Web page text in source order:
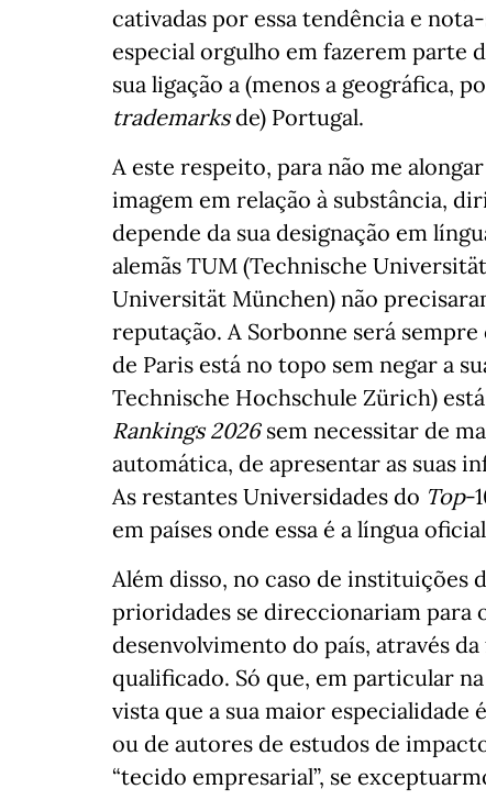
cativadas por essa tendência e
especial orgulho em fazerem parte
sua ligação a (menos a geográfica,
trademarksde) Portugal.
A este respeito, para não me
imagem em relação à substância,
depende da sua designação em
alemãs TUM (Technische
Universität München) não
reputação. A Sorbonne será
de Paris está no topo sem negar a
Technische Hochschule Zürich) está
Rankings 2026sem necessitar de
automática, de apresentar as suas
As restantes Universidades do Top-
em países onde essa é a língua
Além disso, no caso de instituições
prioridades se direccionariam para
desenvolvimento do país, através
qualificado. Só que, em particular
vista que a sua maior
ou de autores de estudos de
“tecido empresarial”, se